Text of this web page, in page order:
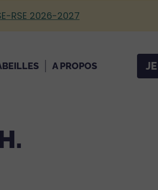
RSE 2026-2027
A PROPOS